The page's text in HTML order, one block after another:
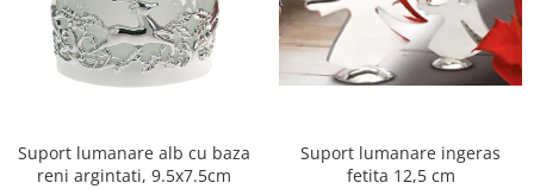
Suport lumanare alb cu baza
reni argintati, 9.5x7.5cm
Suport lumanare ingeras
fetita 12,5 cm